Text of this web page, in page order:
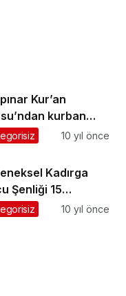
Kur’an
kurban
isteyenlere
10 yıl önce
Kadırga
Şenliği 15
Cuma günü
10 yıl önce